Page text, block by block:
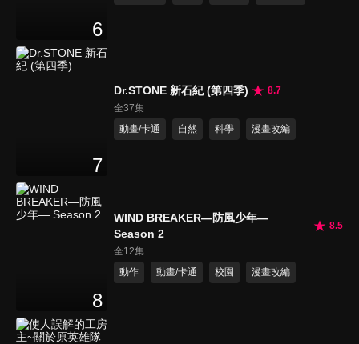
6
7
Dr.STONE 新石紀 (第四季)
8.7
全37集
動畫/卡通
自然 科學 漫畫改編
8
WIND BREAKER—防風少年—
Season 2
8.5
全12集
動作
動畫/卡通 校園 漫畫改編